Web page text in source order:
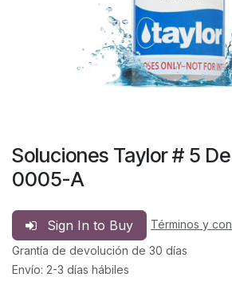
Soluciones Taylor # 5
0005-A
Sign In to Buy
Términos y
Grantía de devolución de 30 días
Envío: 2-3 días hábiles